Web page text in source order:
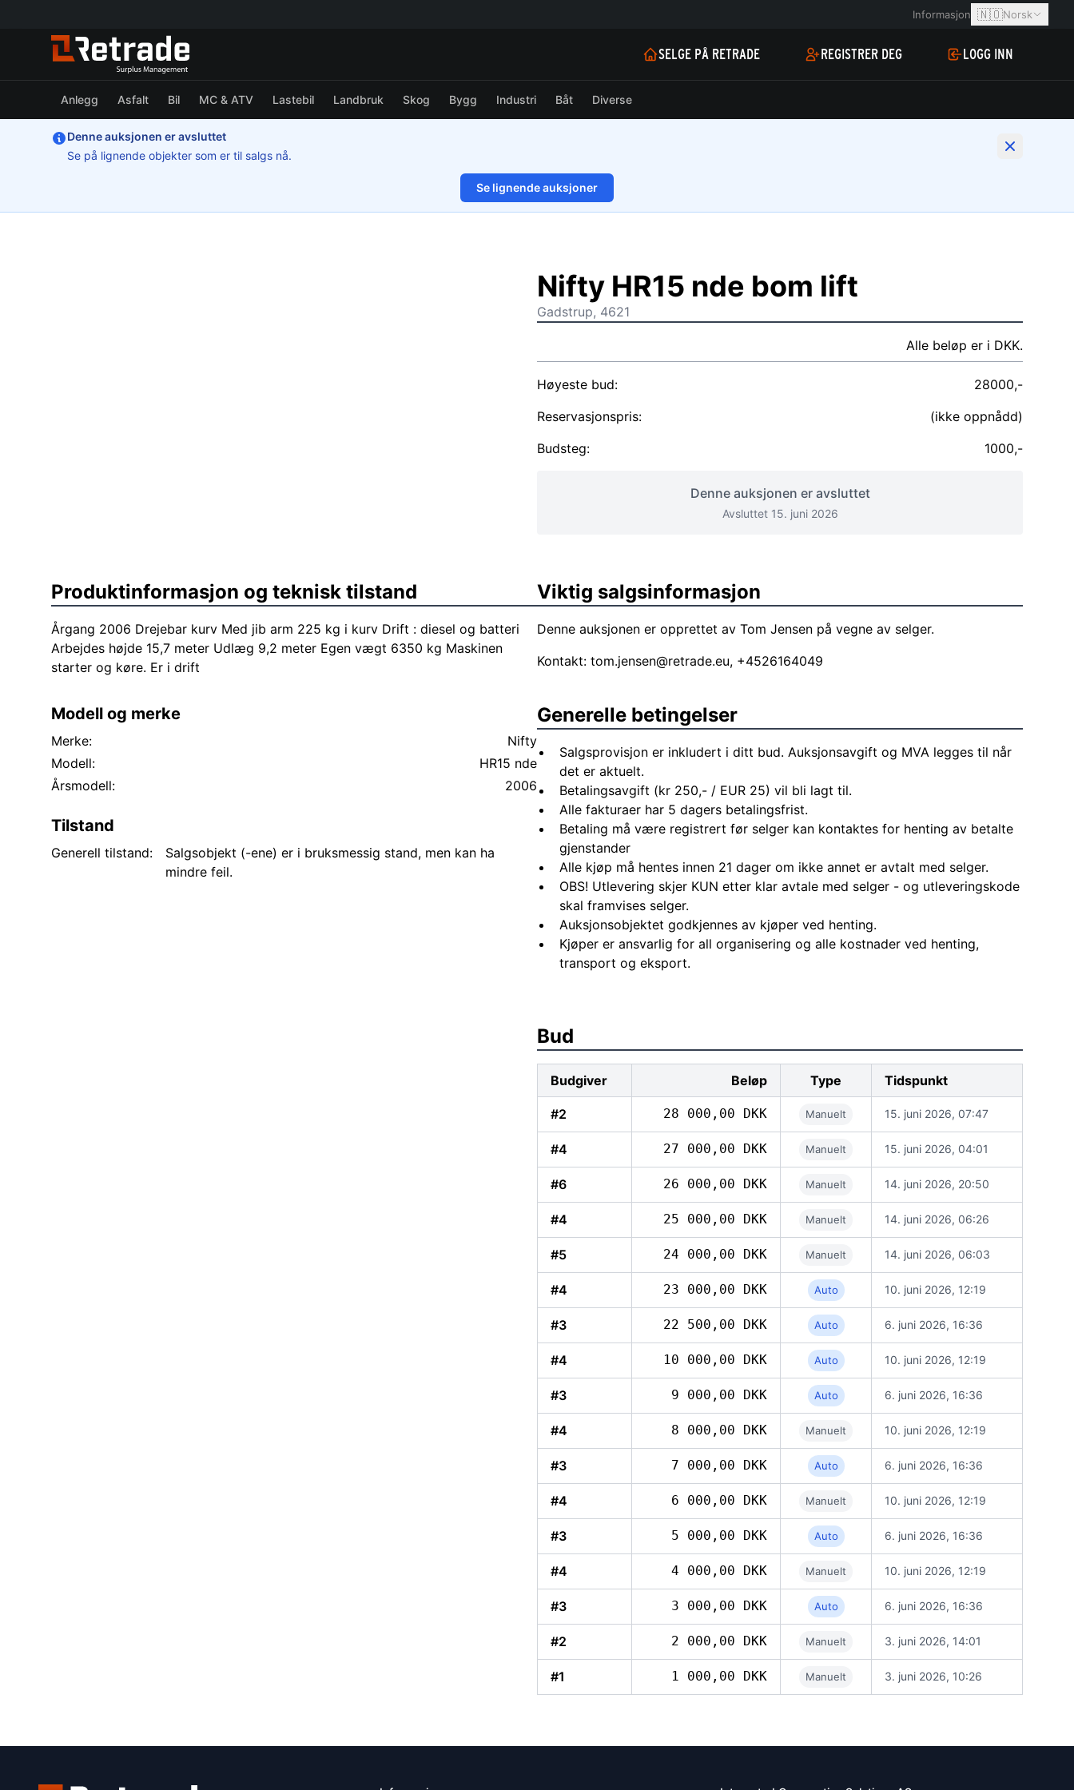
Informasjon 🇳🇴Norsk
SELGE PÅ RETRADE REGISTRER DEG LOGG INN
Anlegg Asfalt Bil MC & ATV Lastebil Landbruk Skog Bygg Industri Båt Diverse
Denne auksjonen er avsluttet
Se på lignende objekter som er til salgs nå.
Se lignende auksjoner
1/20
Nifty HR15 nde bom lift
Gadstrup, 4621
Alle beløp er i DKK.
Høyeste bud:
28000,-
Reservasjonspris:
(ikke oppnådd)
Budsteg:
1000,-
Denne auksjonen er avsluttet
Avsluttet 15. juni 2026
Produktinformasjon og teknisk tilstand
Årgang 2006 Drejebar kurv Med jib arm 225 kg i kurv Drift : diesel og batteri
Arbejdes højde 15,7 meter Udlæg 9,2 meter Egen vægt 6350 kg Maskinen
starter og køre. Er i drift
Modell og merke
Merke:
Nifty
Modell:
HR15 nde
Årsmodell:
2006
Tilstand
Generell tilstand:
Salgsobjekt (-ene) er i bruksmessig stand, men kan ha
mindre feil.
Viktig salgsinformasjon
Denne auksjonen er opprettet av Tom Jensen på vegne av selger.
Kontakt: tom.jensen@retrade.eu, +4526164049
Generelle betingelser
Salgsprovisjon er inkludert i ditt bud. Auksjonsavgift og MVA legges til når
det er aktuelt.
Betalingsavgift (kr 250,- / EUR 25) vil bli lagt til.
Alle fakturaer har 5 dagers betalingsfrist.
Betaling må være registrert før selger kan kontaktes for henting av betalte
gjenstander
Alle kjøp må hentes innen 21 dager om ikke annet er avtalt med selger.
OBS! Utlevering skjer KUN etter klar avtale med selger - og utleveringskode
skal framvises selger.
Auksjonsobjektet godkjennes av kjøper ved henting.
Kjøper er ansvarlig for all organisering og alle kostnader ved henting,
transport og eksport.
Bud
Budgiver Beløp Type Tidspunkt
#2 28 000,00 DKK Manuelt 15. juni 2026, 07:47
#4 27 000,00 DKK Manuelt 15. juni 2026, 04:01
#6 26 000,00 DKK Manuelt 14. juni 2026, 20:50
#4 25 000,00 DKK Manuelt 14. juni 2026, 06:26
#5 24 000,00 DKK Manuelt 14. juni 2026, 06:03
#4 23 000,00 DKK Auto 10. juni 2026, 12:19
#3 22 500,00 DKK Auto 6. juni 2026, 16:36
#4 10 000,00 DKK Auto 10. juni 2026, 12:19
#3 9 000,00 DKK Auto 6. juni 2026, 16:36
#4 8 000,00 DKK Manuelt 10. juni 2026, 12:19
#3 7 000,00 DKK Auto 6. juni 2026, 16:36
#4 6 000,00 DKK Manuelt 10. juni 2026, 12:19
#3 5 000,00 DKK Auto 6. juni 2026, 16:36
#4 4 000,00 DKK Manuelt 10. juni 2026, 12:19
#3 3 000,00 DKK Auto 6. juni 2026, 16:36
#2 2 000,00 DKK Manuelt 3. juni 2026, 14:01
#1 1 000,00 DKK Manuelt 3. juni 2026, 10:26